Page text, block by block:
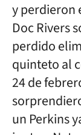
y perdieron
Doc Rivers
perdido
quinteto al
24 de
un Perkins